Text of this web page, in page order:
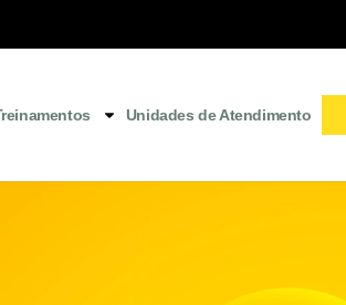
Unidades de Atendimento